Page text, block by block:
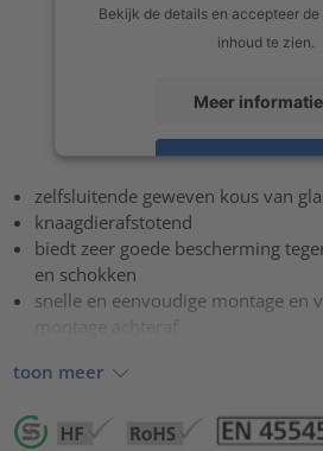
Bekijk de details en accepteer
inhoud te zien.
Meer informatie
Accepteren
powered byUsercentrics Consent
zelfsluitende geweven kous van
knaagdierafstotend
biedt zeer goede bescherming
en schokken
snelle en eenvoudige montage en
montage achteraf
toon meer